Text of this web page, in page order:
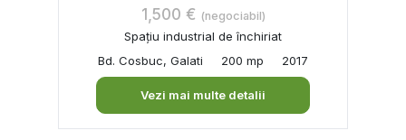
1,500 € (negociabil)
Spațiu industrial de închiriat
Bd. Cosbuc, Galati
200 mp 2017
Vezi mai multe detalii